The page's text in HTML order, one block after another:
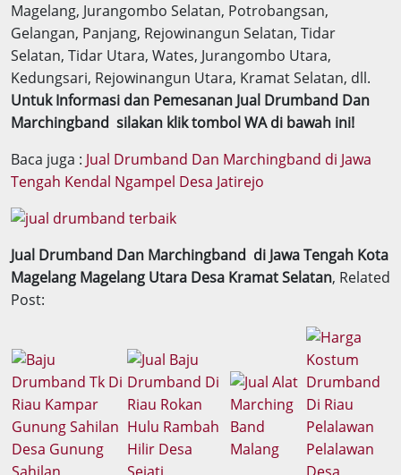
Magelang, Jurangombo Selatan, Potrobangsan,
Gelangan, Panjang, Rejowinangun Selatan, Tidar
Selatan, Tidar Utara, Wates, Jurangombo Utara,
Kedungsari, Rejowinangun Utara, Kramat Selatan, dll.
Untuk Informasi dan Pemesanan Jual Drumband Dan
Marchingband silakan klik tombol WA di bawah ini!
Baca juga : Jual Drumband Dan Marchingband di Jawa
Tengah Kendal Ngampel Desa Jatirejo
Jual Drumband Dan Marchingband di Jawa Tengah Kota
Magelang Magelang Utara Desa Kramat Selatan, Related
Post: